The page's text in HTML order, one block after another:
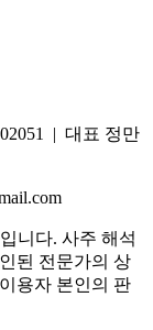
| 대표 정만
니다. 사주 해석
된 전문가의 상
용자 본인의 판